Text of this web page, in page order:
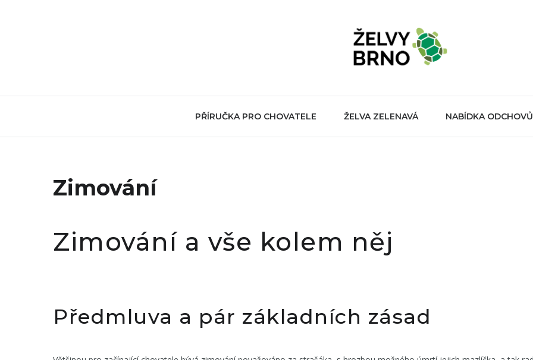
PŘÍRUČKA PRO CHOVATELE ŽELVA ZELENAVÁ NABÍDKA ODCHOVŮ
Zimování
Zimování a vše kolem něj
Předmluva a pár základních zásad